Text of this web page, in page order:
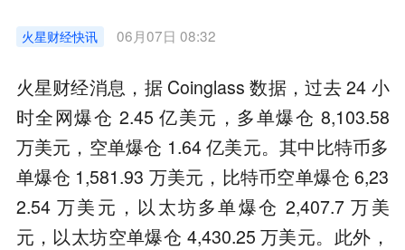
火星财经快讯 06月07日 08:32
火星财经消息，据 Coinglass 数据，过去 24 小
时全网爆仓 2.45 亿美元，多单爆仓 8,103.58
万美元，空单爆仓 1.64 亿美元。其中比特币多
单爆仓 1,581.93 万美元，比特币空单爆仓 6,23
2.54 万美元，以太坊多单爆仓 2,407.7 万美
元，以太坊空单爆仓 4,430.25 万美元。此外，